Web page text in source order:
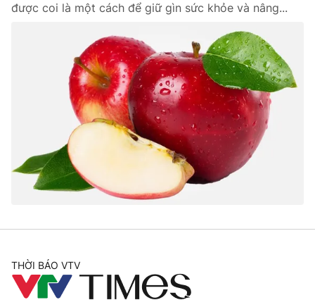
được coi là một cách để giữ gìn sức khỏe và nâng...
THỜI BÁO VTV